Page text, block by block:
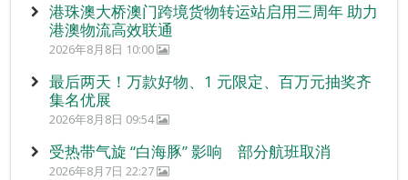
港珠澳大桥澳门跨境货物转运站启用三周年 助力
港澳物流高效联通
2026年8月8日 10:00
最后两天！万款好物、1 元限定、百万元抽奖齐
集名优展
2026年8月8日 09:54
受热带气旋 “白海豚” 影响 部分航班取消
2026年8月7日 22:27